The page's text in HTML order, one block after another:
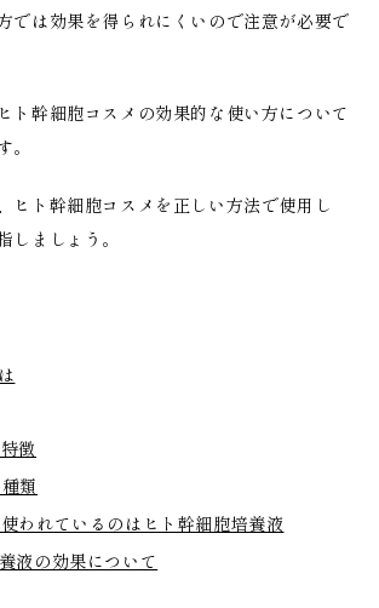
では効果を得られにくいので注意が必要で
ト幹細胞コスメの効果的な使い方について
ヒト幹細胞コスメを正しい方法で使用し
しましょう。
徴
類
われているのはヒト幹細胞培養液
液の効果について